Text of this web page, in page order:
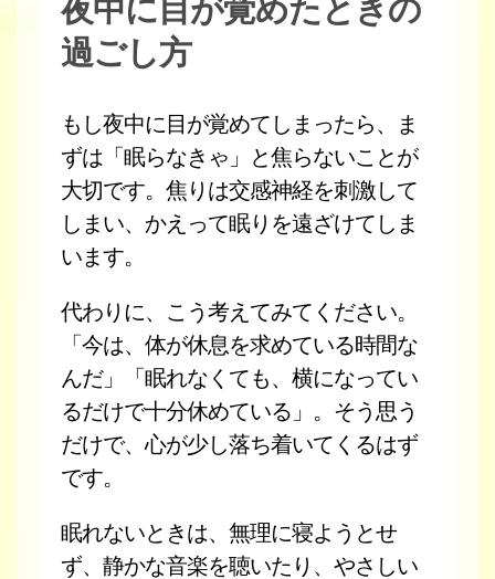
夜中に目が覚めたときの
過ごし方
もし夜中に目が覚めてしまったら、ま
ずは「眠らなきゃ」と焦らないことが
大切です。焦りは交感神経を刺激して
しまい、かえって眠りを遠ざけてしま
います。
代わりに、こう考えてみてください。
「今は、体が休息を求めている時間な
んだ」「眠れなくても、横になってい
るだけで十分休めている」。そう思う
だけで、心が少し落ち着いてくるはず
です。
眠れないときは、無理に寝ようとせ
ず、静かな音楽を聴いたり、やさしい